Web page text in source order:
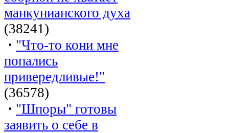
манкунианского духа
(38241)
· "Что-то кони мне
попались
привередливые!"
(36578)
· "Шпоры" готовы
заявить о себе в